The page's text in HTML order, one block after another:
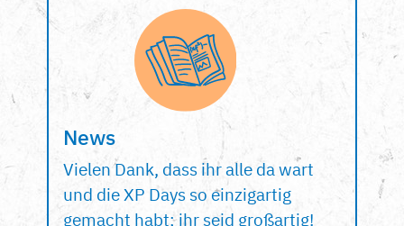
News
Vielen Dank, dass ihr alle da wart
und die XP Days so einzigartig
gemacht habt; ihr seid großartig!